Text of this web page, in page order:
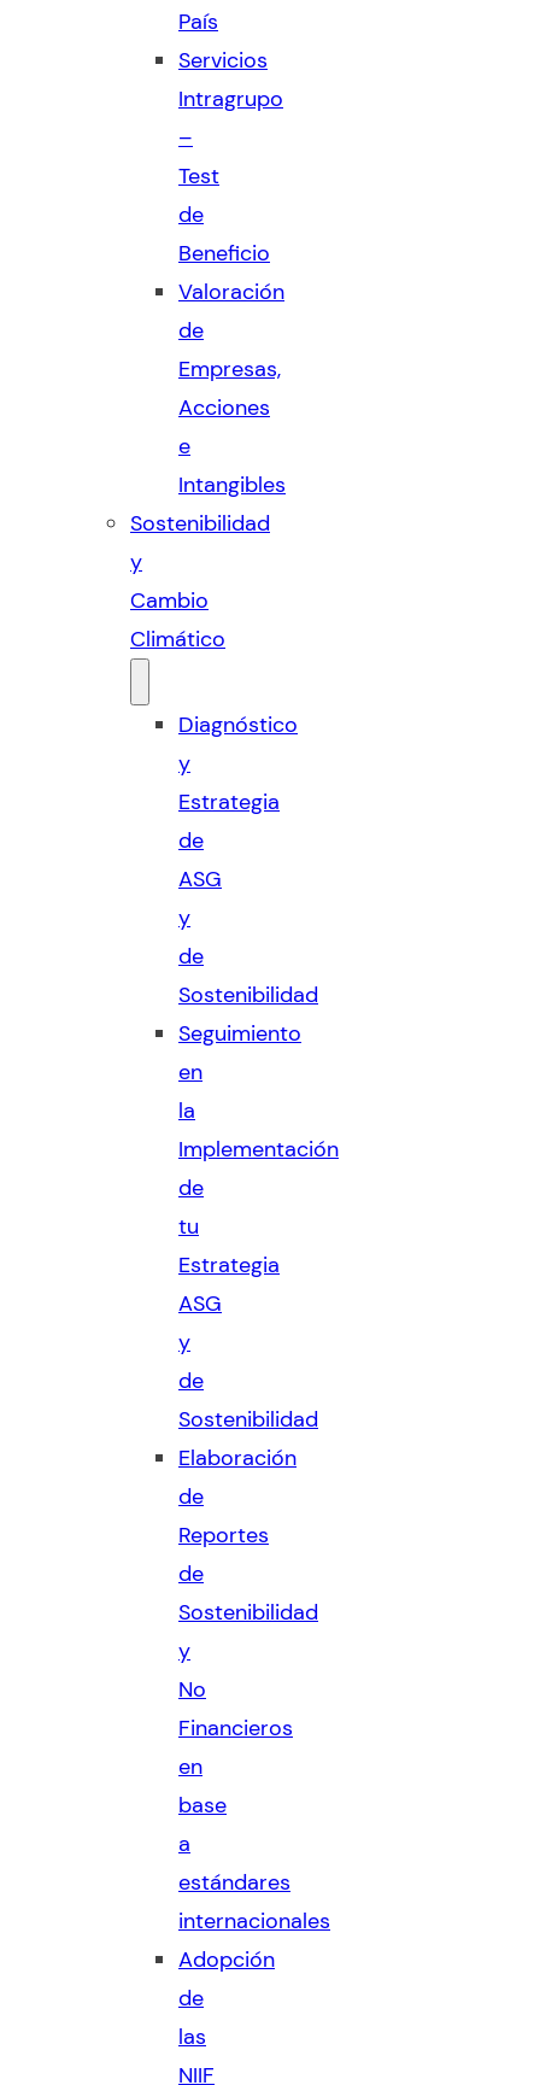
País
Servicios
Intragrupo
–
Test
de
Beneficio
Valoración
de
Empresas,
Acciones
e
Intangibles
Sostenibilidad
y
Cambio
Climático
Diagnóstico
y
Estrategia
de
ASG
y
de
Sostenibilidad
Seguimiento
en
la
Implementación
de
tu
Estrategia
ASG
y
de
Sostenibilidad
Elaboración
de
Reportes
de
Sostenibilidad
y
No
Financieros
en
base
a
estándares
internacionales
Adopción
de
las
NIIF